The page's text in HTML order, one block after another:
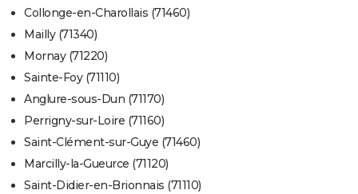
Collonge-en-Charollais (71460)
Mailly (71340)
Mornay (71220)
Sainte-Foy (71110)
Anglure-sous-Dun (71170)
Perrigny-sur-Loire (71160)
Saint-Clément-sur-Guye (71460)
Marcilly-la-Gueurce (71120)
Saint-Didier-en-Brionnais (71110)